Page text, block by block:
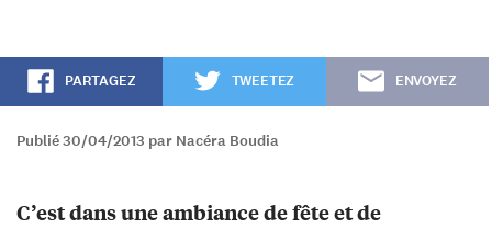
PARTAGEZ TWEETEZ ENVOYEZ
Publié 30/04/2013 par Nacéra Boudia
C’est dans une ambiance de fête et de